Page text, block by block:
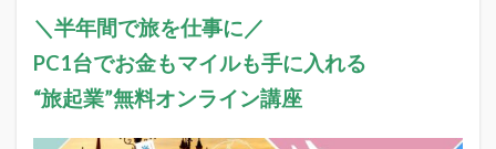
＼半年間で旅を仕事に／
PC1台でお金もマイルも手に入れる
“旅起業”無料オンライン講座